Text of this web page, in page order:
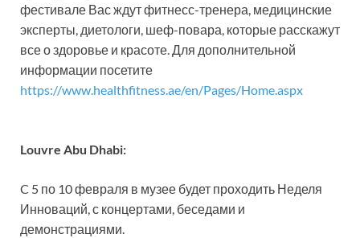
фестивале Вас ждут фитнесс-тренера, медицинские
эксперты, диетологи, шеф-повара, которые расскажут
все о здоровье и красоте. Для дополнительной
информации посетите
https://www.healthfitness.ae/en/Pages/Home.aspx
Louvre Abu Dhabi:
C 5 по 10 февраля в музее будет проходить Неделя
Инноваций, с концертами, беседами и
демонстрациями.